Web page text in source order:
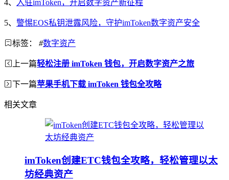
4、 入驻imToken，开启数字资产新征程
5、 警惕EOS私钥泄露风险，守护imToken数字资产安全
标签： #数字资产
上一篇轻松注册 imToken 钱包，开启数字资产之旅
下一篇苹果手机下载 imToken 钱包全攻略
相关文章
imToken创建ETC钱包全攻略，轻松管理以太
坊经典资产